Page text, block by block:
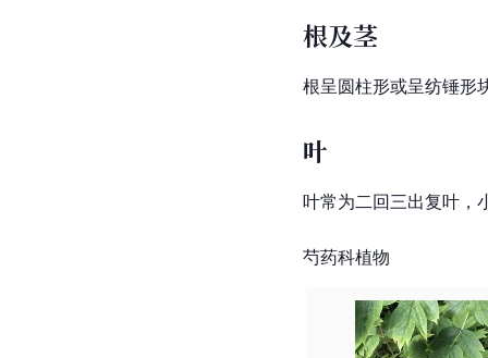
根及茎
根呈圆柱形或呈纺锤形
叶
叶常为二回三出复叶
芍药科植物